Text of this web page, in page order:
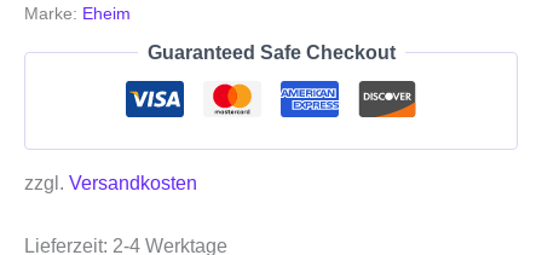
Marke: Eheim
Guaranteed Safe Checkout
zzgl. Versandkosten
Lieferzeit: 2-4 Werktage